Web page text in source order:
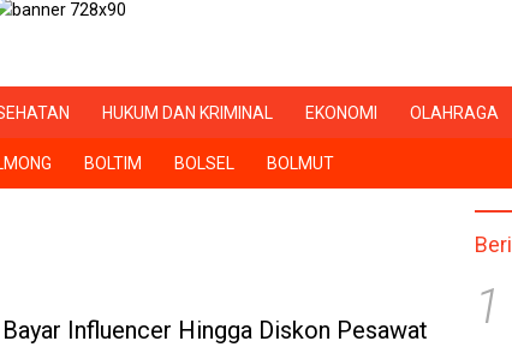
HUKUM DAN KRIMINAL EKONOMI OLAHRAGA
BOLTIM BOLSEL BOLMUT
Influencer Hingga Diskon Pesawat 1